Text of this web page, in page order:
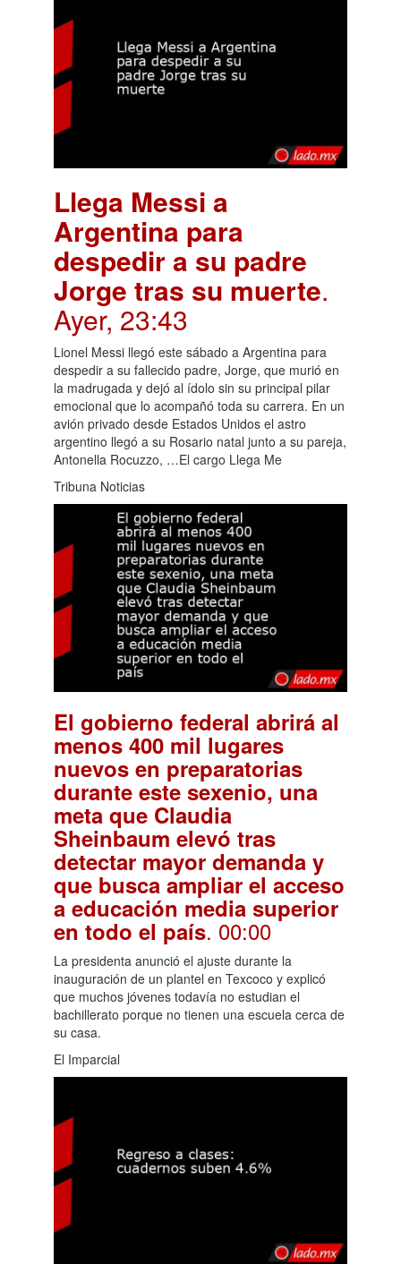
Llega Messi a
Argentina para
despedir a su padre
Jorge tras su muerte.
Ayer, 23:43
Lionel Messi llegó este sábado a Argentina para
despedir a su fallecido padre, Jorge, que murió en
la madrugada y dejó al ídolo sin su principal pilar
emocional que lo acompañó toda su carrera. En un
avión privado desde Estados Unidos el astro
argentino llegó a su Rosario natal junto a su pareja,
Antonella Rocuzzo, …El cargo Llega Me
Tribuna Noticias
El gobierno federal abrirá al
menos 400 mil lugares
nuevos en preparatorias
durante este sexenio, una
meta que Claudia
Sheinbaum elevó tras
detectar mayor demanda y
que busca ampliar el acceso
a educación media superior
en todo el país. 00:00
La presidenta anunció el ajuste durante la
inauguración de un plantel en Texcoco y explicó
que muchos jóvenes todavía no estudian el
bachillerato porque no tienen una escuela cerca de
su casa.
El Imparcial